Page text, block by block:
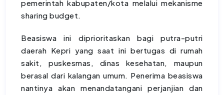
pemerintah kabupaten/kota melalui mekanisme
sharing budget.
Beasiswa ini diprioritaskan bagi putra-putri
daerah Kepri yang saat ini bertugas di rumah
sakit, puskesmas, dinas kesehatan, maupun
berasal dari kalangan umum. Penerima beasiswa
nantinya akan menandatangani perjanjian dan